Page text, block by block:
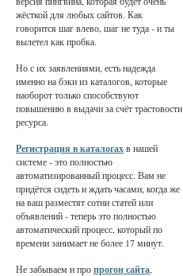
жёсткой для любых сайтов. Как
говорится шаг влево, шаг не туда - и ты
вылетел как пробка.
Но с их заявлениями, есть надежда
именно на бэки из каталогов, которые
наоборот только способствуют
повышению в выдачи за счёт трастовости
ресурса.
Регистрация в каталогахв нашей
системе - это полностью
автоматизированный процесс. Вам не
придётся сидеть и ждать часами, когда же
на ваш разместят сотни статей или
объявлений - теперь это полностью
автоматический процесс, который по
времени занимает не более 17 минут.
Не забываем и пропрогон сайта,